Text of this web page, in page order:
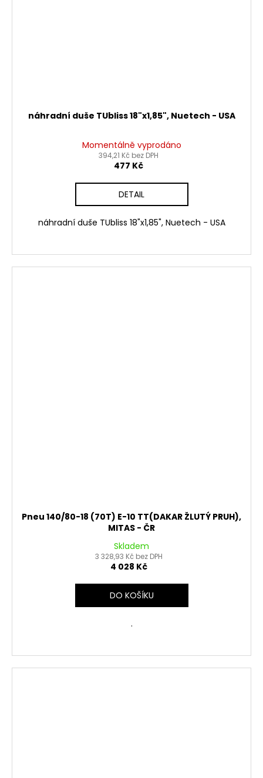
náhradní duše TUbliss 18"x1,85", Nuetech - USA
Momentálně vyprodáno
394,21 Kč bez DPH
477 Kč
DETAIL
náhradní duše TUbliss 18"x1,85", Nuetech - USA
Pneu 140/80-18 (70T) E-10 TT(DAKAR ŽLUTÝ PRUH),
MITAS - ČR
Skladem
3 328,93 Kč bez DPH
4 028 Kč
DO KOŠÍKU
.